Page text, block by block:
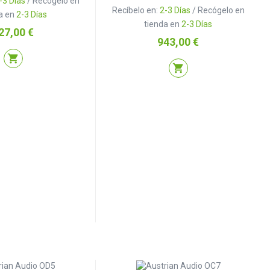
en2-3 Días
€
shopping_cart
Recíbelo en: 2-3 Días / Recógelo en
tienda en2-3 Días
Precio
943,00 €
shopping_cart